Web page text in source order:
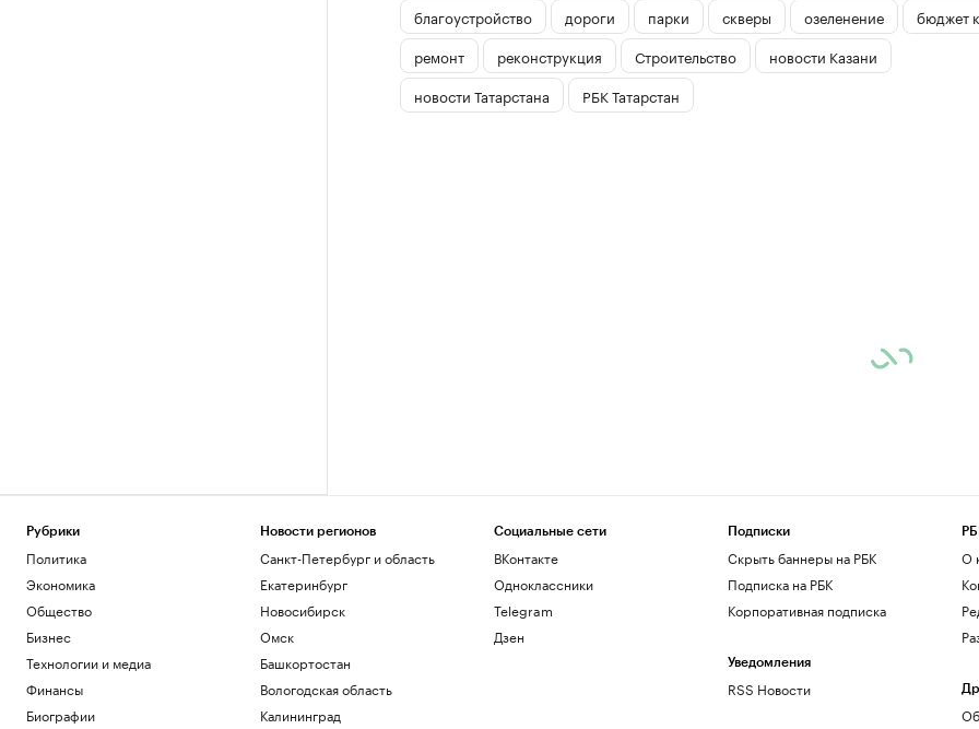
благоустройство дороги парки скверы озеленение
бюджет
ремонт
реконструкция Строительство
новости Казани
новости Татарстана
РБК Татарстан
Рубрики
Политика
Экономика
Общество
Бизнес
Технологии и медиа
Финансы
Биографии
Новости регионов
Санкт-Петербург и область
Екатеринбург
Новосибирск
Омск
Башкортостан
Вологодская область
Калининград
Социальные сети
ВКонтакте
Одноклассники
Telegram
Дзен
Подписки
Скрыть баннеры на РБК
Подписка на РБК
Корпоративная подписка
Уведомления
RSS Новости
О